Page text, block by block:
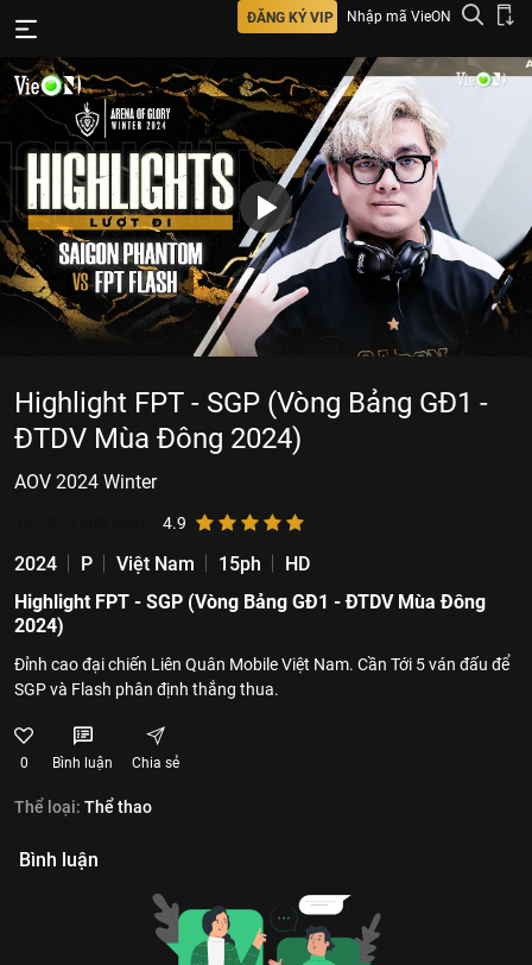
ĐĂNG KÝ VIP Nhập mã VieON
Highlight FPT - SGP (Vòng Bảng GĐ1 -
ĐTDV Mùa Đông 2024)
AOV 2024 Winter
4.9
2024 P Việt Nam 15ph
HD
Highlight FPT - SGP (Vòng Bảng GĐ1 - ĐTDV Mùa Đông
2024)
Đỉnh cao đại chiến Liên Quân Mobile Việt Nam. Cần Tới 5 ván đấu để
SGP và Flash phân định thắng thua.
0 Bình luận Chia sẻ
Thể loại: Thể thao
Bình luận